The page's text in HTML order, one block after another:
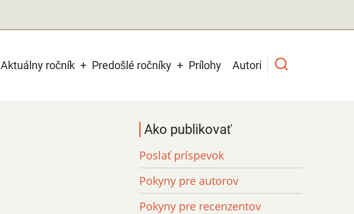
Aktuálny ročník Predošlé ročníky Prílohy Autori
Ako publikovať
Poslať príspevok
Pokyny pre autorov
Pokyny pre recenzentov